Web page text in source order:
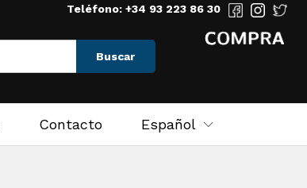
Teléfono: +34 93 223 86 30
Buscar
Contacto Español